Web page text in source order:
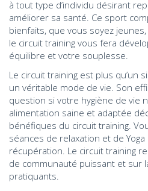
à tout type d’individu désirant
améliorer sa santé. Ce sport
bienfaits, que vous soyez
le circuit training vous fera
équilibre et votre souplesse.
Le circuit training est plus qu’un
un véritable mode de vie. Son
question si votre hygiène de vie
alimentation saine et adaptée
bénéfiques du circuit training.
séances de relaxation et de
récupération. Le circuit training
de communauté puissant et sur
pratiquants.